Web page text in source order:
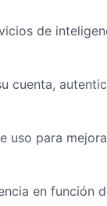
de
cuenta,
uso para
en función